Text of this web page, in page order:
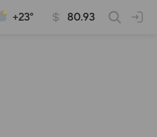
+23° 80.93